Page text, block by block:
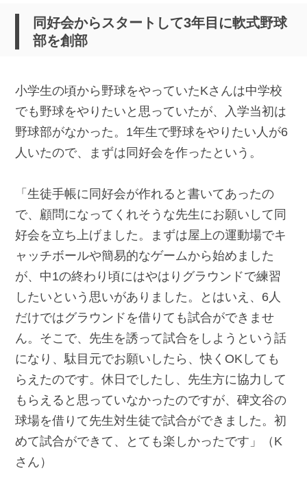
同好会からスタートして3年目に軟式野球
部を創部
小学生の頃から野球をやっていたKさんは中学校
でも野球をやりたいと思っていたが、入学当初は
野球部がなかった。1年生で野球をやりたい人が6
人いたので、まずは同好会を作ったという。
「生徒手帳に同好会が作れると書いてあったの
で、顧問になってくれそうな先生にお願いして同
好会を立ち上げました。まずは屋上の運動場でキ
ャッチボールや簡易的なゲームから始めました
が、中1の終わり頃にはやはりグラウンドで練習
したいという思いがありました。とはいえ、6人
だけではグラウンドを借りても試合ができませ
ん。そこで、先生を誘って試合をしようという話
になり、駄目元でお願いしたら、快くOKしても
らえたのです。休日でしたし、先生方に協力して
もらえると思っていなかったのですが、碑文谷の
球場を借りて先生対生徒で試合ができました。初
めて試合ができて、とても楽しかったです」（K
さん）